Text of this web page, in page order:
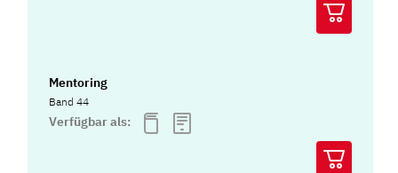
Mentoring
Band 44
Verfügbar als: